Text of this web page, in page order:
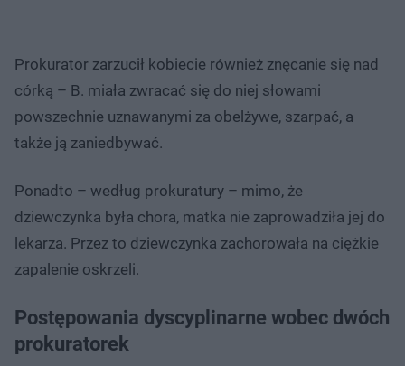
Prokurator zarzucił kobiecie również znęcanie się nad
córką – B. miała zwracać się do niej słowami
powszechnie uznawanymi za obelżywe, szarpać, a
także ją zaniedbywać.
Ponadto – według prokuratury – mimo, że
dziewczynka była chora, matka nie zaprowadziła jej do
lekarza. Przez to dziewczynka zachorowała na ciężkie
zapalenie oskrzeli.
Postępowania dyscyplinarne wobec dwóch
prokuratorek